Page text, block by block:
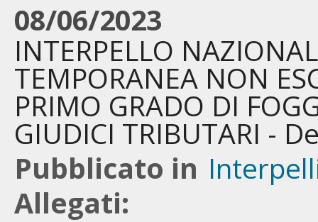
08/06/2023
INTERPELLO
TEMPORANEA NON
PRIMO GRADO DI
GIUDICI TRIBUTARI -
Pubblicato in
Allegati: